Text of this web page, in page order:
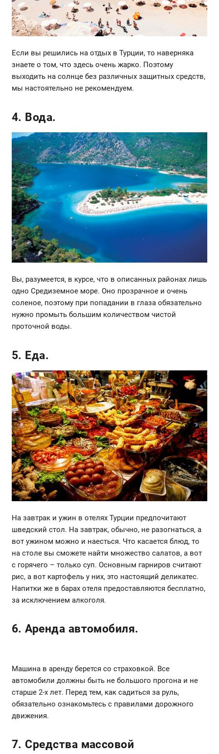
Если вы решились на отдых в Турции, то наверняка
знаете о том, что здесь очень жарко. Поэтому
выходить на солнце без различных защитных средств,
мы настоятельно не рекомендуем.
4. Вода.
Вы, разумеется, в курсе, что в описанных районах лишь
одно Средиземное море. Оно прозрачное и очень
соленое, поэтому при попадании в глаза обязательно
нужно промыть большим количеством чистой
проточной воды.
5. Еда.
На завтрак и ужин в отелях Турции предпочитают
шведский стол. На завтрак, обычно, не разогнаться, а
вот ужином можно и наесться. Что касается блюд, то
на столе вы сможете найти множество салатов, а вот
с горячего – только суп. Основным гарниров считают
рис, а вот картофель у них, это настоящий деликатес.
Напитки же в барах отеля предоставляются бесплатно,
за исключением алкоголя.
6. Аренда автомобиля.
Машина в аренду берется со страховкой. Все
автомобили должны быть не большого прогона и не
старше 2-х лет. Перед тем, как садиться за руль,
обязательно ознакомьтесь с правилами дорожного
движения.
7. Средства массовой